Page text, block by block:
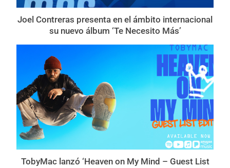
Joel Contreras presenta en el ámbito internacional
su nuevo álbum ‘Te Necesito Más’
TobyMac lanzó ‘Heaven on My Mind – Guest List